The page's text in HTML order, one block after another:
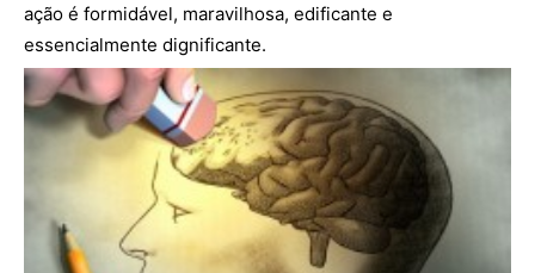
ação é formidável, maravilhosa, edificante e
essencialmente dignificante.